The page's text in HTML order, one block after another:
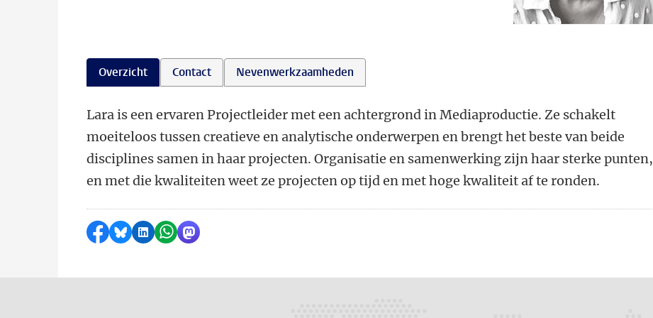
Overzicht Contact Nevenwerkzaamheden
Lara is een ervaren Projectleider met een achtergrond in Mediaproductie. Ze schakelt
moeiteloos tussen creatieve en analytische onderwerpen en brengt het beste van beide
disciplines samen in haar projecten. Organisatie en samenwerking zijn haar sterke punten,
en met die kwaliteiten weet ze projecten op tijd en met hoge kwaliteit af te ronden.
Delen op Facebook
Delen via Bluesky
Delen op LinkedIn
Delen via WhatsApp
Delen via Mastodon